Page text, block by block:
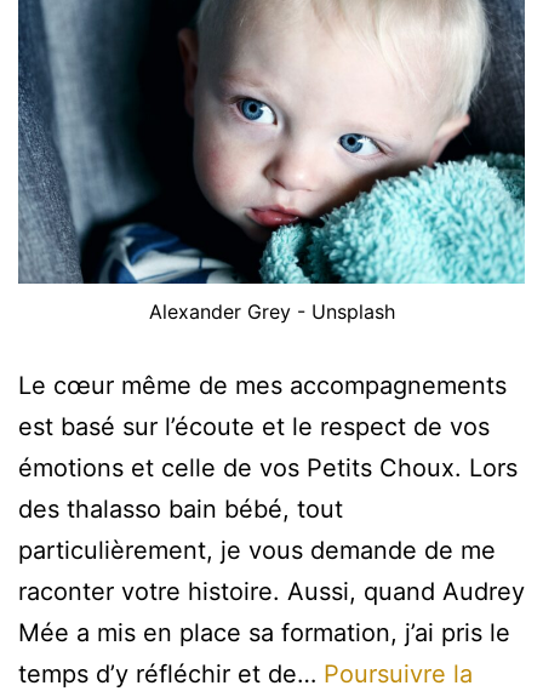
Alexander Grey - Unsplash
Le cœur même de mes accompagnements
est basé sur l’écoute et le respect de vos
émotions et celle de vos Petits Choux. Lors
des thalasso bain bébé, tout
particulièrement, je vous demande de me
raconter votre histoire. Aussi, quand Audrey
Mée a mis en place sa formation, j’ai pris le
temps d’y réfléchir et de… Poursuivre la